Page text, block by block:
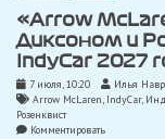
«Arrow
Диксоном и
IndyCar 2027
7 июля, 10:20
Илья
Arrow McLaren, IndyCar,
Розенквист
Комментироватьon